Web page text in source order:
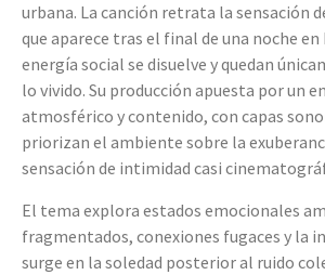
urbana. La canción retrata la sensación
que aparece tras el final de una noche
energía social se disuelve y quedan
lo vivido. Su producción apuesta por un
atmosférico y contenido, con capas
priorizan el ambiente sobre la
sensación de intimidad casi
El tema explora estados emocionales
fragmentados, conexiones fugaces y la
surge en la soledad posterior al ruido